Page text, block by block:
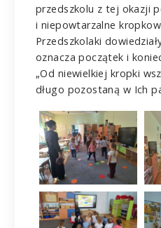
przedszkolu z tej okazji
i niepowtarzalne
Przedszkolaki
oznacza początek i
„Od niewielkiej kropki
długo pozostaną w Ich